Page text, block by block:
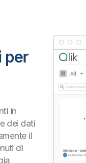
per
in
dei dati
il
di